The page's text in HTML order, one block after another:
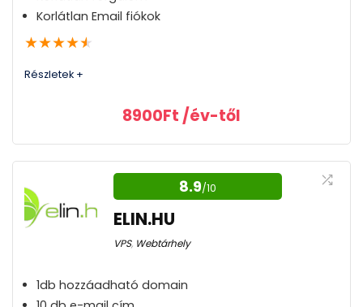
Sebesség
Ügyfélszolgálat
Ár
Ingyen SSL
HelloPack ajándékba
Redis, Memcached cache
Korlátlan Email fiókok
★★★★★
Részletek +
8900Ft /év-től
Kiváló ár/érték arány
Példa nélküli ügyféltámogatás és verhetetlen
szolgáltatás. Itt a minőség fordítottan arányos
Megbízhatóság
8.9/10
ELIN.HU
VPS, Webtárhely
1db hozzáadható domain